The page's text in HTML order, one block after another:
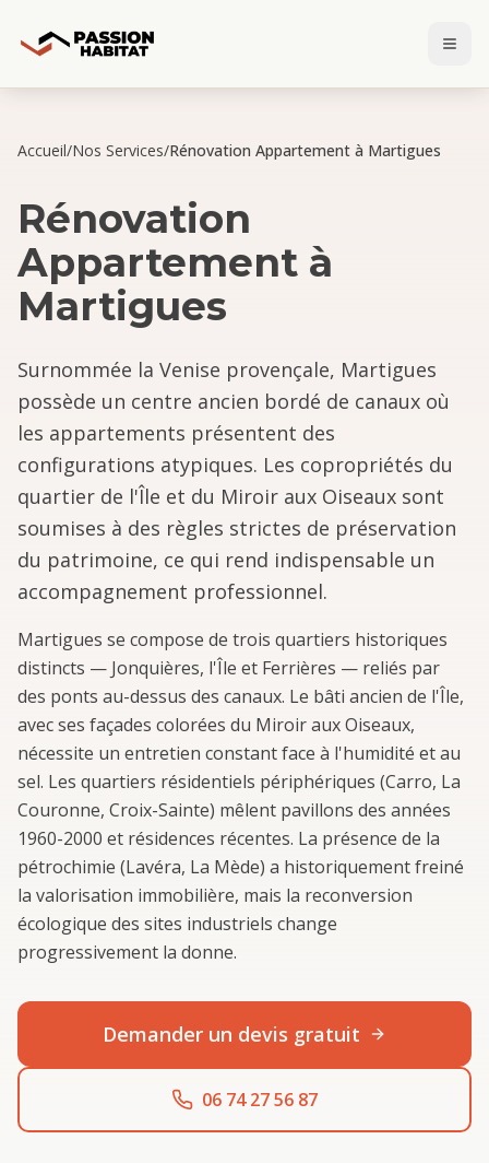
Accueil/Nos Services/Rénovation Appartement à Martigues
Rénovation
Appartement à
Martigues
Surnommée la Venise provençale, Martigues
possède un centre ancien bordé de canaux où
les appartements présentent des
configurations atypiques. Les copropriétés du
quartier de l'Île et du Miroir aux Oiseaux sont
soumises à des règles strictes de préservation
du patrimoine, ce qui rend indispensable un
accompagnement professionnel.
Martigues se compose de trois quartiers historiques
distincts — Jonquières, l'Île et Ferrières — reliés par
des ponts au-dessus des canaux. Le bâti ancien de l'Île,
avec ses façades colorées du Miroir aux Oiseaux,
nécessite un entretien constant face à l'humidité et au
sel. Les quartiers résidentiels périphériques (Carro, La
Couronne, Croix-Sainte) mêlent pavillons des années
1960-2000 et résidences récentes. La présence de la
pétrochimie (Lavéra, La Mède) a historiquement freiné
la valorisation immobilière, mais la reconversion
écologique des sites industriels change
progressivement la donne.
Demander un devis gratuit
06 74 27 56 87